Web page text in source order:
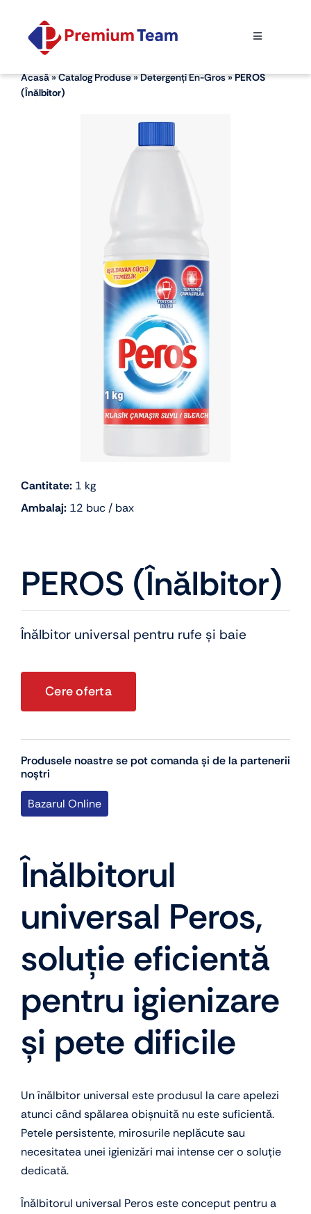
content
Toggle
ACASĂ
Acasă»Catalog Produse»Detergenți En-Gros»PEROS
(înălbitor)
Cantitate: 1 kg
Ambalaj: 12 buc / bax
PEROS (înălbitor)
Înălbitor universal pentru rufe și baie
Cere oferta
Produsele noastre se pot comanda și de la partenerii
noștri
Bazarul Online
Înălbitorul
universal Peros,
soluție eficientă
pentru igienizare
și pete dificile
Un înălbitor universal este produsul la care apelezi
atunci când spălarea obișnuită nu este suficientă.
Petele persistente, mirosurile neplăcute sau
necesitatea unei igienizări mai intense cer o soluție
dedicată.
Înălbitorul universal Peros este conceput pentru a